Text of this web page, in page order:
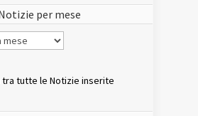
per mese
tra tutte le Notizie inserite